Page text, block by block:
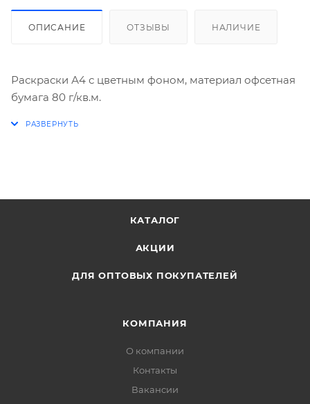
ОПИСАНИЕ ОТЗЫВЫ НАЛИЧИЕ
Раскраски А4 с цветным фоном, материал офсетная
бумага 80 г/кв.м.
КАТАЛОГ
АКЦИИ
ДЛЯ ОПТОВЫХ ПОКУПАТЕЛЕЙ
КОМПАНИЯ
О компании
Контакты
Вакансии